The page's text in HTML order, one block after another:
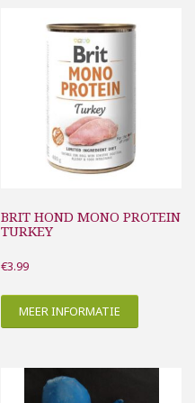
BRIT HOND MONO PROTEIN
TURKEY
€3.99
MEER INFORMATIE